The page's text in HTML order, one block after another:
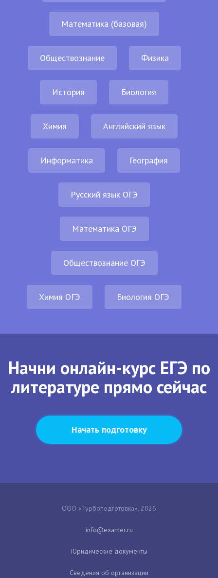
Математика (базовая)
Обществознание Физика
История Биология
Химия Английский язык
Информатика География
Русский язык ОГЭ
Математика ОГЭ
Обществознание ОГЭ
Химия ОГЭ Биология ОГЭ
Начни онлайн-курс ЕГЭ по
литературе прямо сейчас
Начать подготовку
ООО «Турбоподготовка», 2026
Юридические документы
Сведения об организации